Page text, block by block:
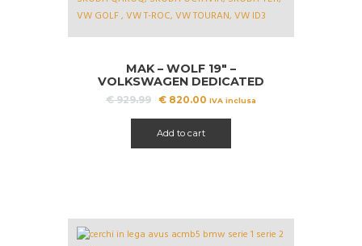
MAK – WOLF 19″ –
VOLKSWAGEN DEDICATED
€929.99 Il
era:
€ 929.99.
€ 820.00 Il
€ 820.00.
IVA inclusa
Add to cart